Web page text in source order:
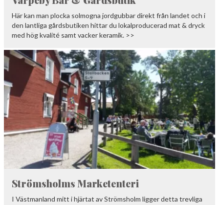
Här kan man plocka solmogna jordgubbar direkt från landet och i
den lantliga gårdsbutiken hittar du lokalproducerad mat & dryck
med hög kvalité samt vacker keramik. >>
Strömsholms Marketenteri
I Västmanland mitt i hjärtat av Strömsholm ligger detta trevliga